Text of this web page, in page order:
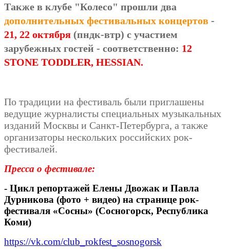
Также в клубе "Колесо" прошли два
дополнительных фестивальных концертов -
21, 22 октября (пндк-втр) с участием
зарубежных гостей - соответственно: 12
STONE TODDLER, HESSIAN.
По традиции на фестиваль были приглашены
ведущие журналисты специальных музыкальных
изданий Москвы и Санкт-Петербурга, а также
организаторы нескольких российских рок-
фестивалей.
Пресса о фестивале:
- Цикл репортажей Елены Двожак и Павла
Дурникова (фото + видео) на странице рок-
фестиваля «Сосны» (Сосногорск, Республика
Коми)
https://vk.com/club_rokfest_sosnogorsk